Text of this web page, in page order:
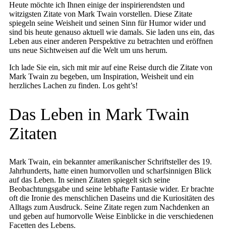
Heute möchte ich Ihnen einige der inspirierendsten und
witzigsten Zitate von Mark Twain vorstellen. Diese Zitate
spiegeln seine Weisheit und seinen Sinn für Humor wider und
sind bis heute genauso aktuell wie damals. Sie laden uns ein, das
Leben aus einer anderen Perspektive zu betrachten und eröffnen
uns neue Sichtweisen auf die Welt um uns herum.
Ich lade Sie ein, sich mit mir auf eine Reise durch die Zitate von
Mark Twain zu begeben, um Inspiration, Weisheit und ein
herzliches Lachen zu finden. Los geht’s!
Das Leben in Mark Twain
Zitaten
Mark Twain, ein bekannter amerikanischer Schriftsteller des 19.
Jahrhunderts, hatte einen humorvollen und scharfsinnigen Blick
auf das Leben. In seinen Zitaten spiegelt sich seine
Beobachtungsgabe und seine lebhafte Fantasie wider. Er brachte
oft die Ironie des menschlichen Daseins und die Kuriositäten des
Alltags zum Ausdruck. Seine Zitate regen zum Nachdenken an
und geben auf humorvolle Weise Einblicke in die verschiedenen
Facetten des Lebens.